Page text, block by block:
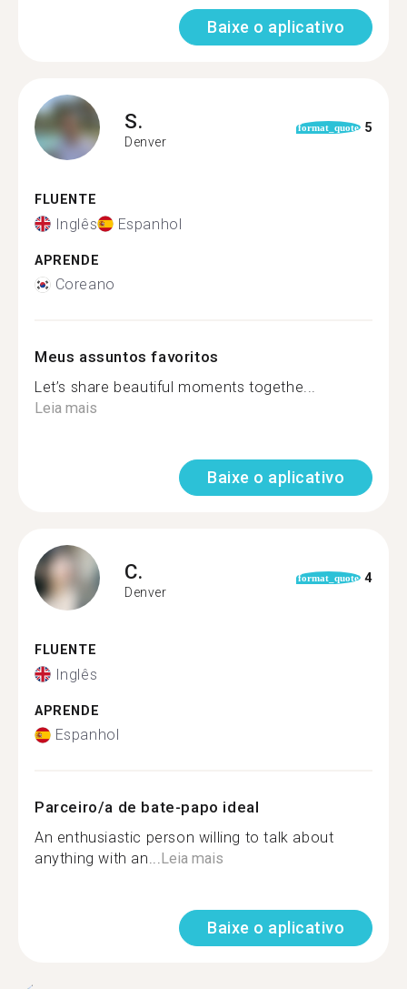
Baixe o aplicativo
S.
Denver
format_quote 5
FLUENTE
Inglês Espanhol
APRENDE
Coreano
Meus assuntos favoritos
Let’s share beautiful moments togethe...
Leia mais
Baixe o aplicativo
C.
Denver
format_quote 4
FLUENTE
Inglês
APRENDE
Espanhol
Parceiro/a de bate-papo ideal
An enthusiastic person willing to talk about
anything with an...Leia mais
Baixe o aplicativo